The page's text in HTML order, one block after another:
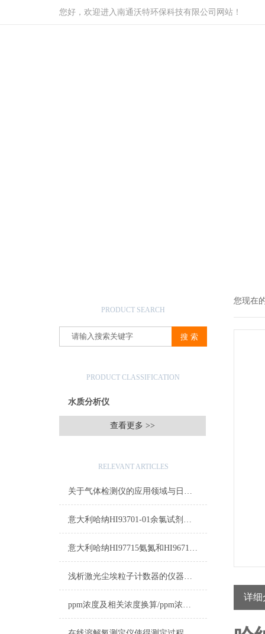
您好，欢迎进入南通沃特环保科技有限公司网站！
PRODUCT SEARCH
PRODUCT CLASSIFICATION
水质分析仪
查看更多 >>
RELEVANT ARTICLES
关于气体检测仪的应用领域与日常注意事项
意大利哈纳HI93701-01余氯试剂详细参数及测量原理
意大利哈纳HI97715氨氮和HI96715氨氮区别
浅析激光尘埃粒子计数器的仪器校准实验
ppm浓度及相关浓度换算/ppm浓度换算
您现在
详细